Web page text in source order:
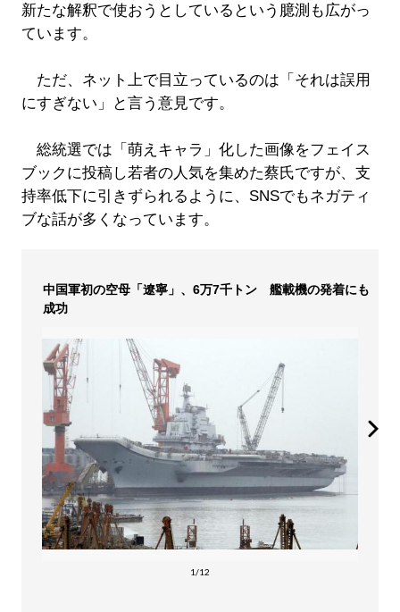
新たな解釈で使おうとしているという臆測も広がっ
ています。
ただ、ネット上で目立っているのは「それは誤用
にすぎない」と言う意見です。
総統選では「萌えキャラ」化した画像をフェイス
ブックに投稿し若者の人気を集めた蔡氏ですが、支
持率低下に引きずられるように、SNSでもネガティ
ブな話が多くなっています。
中国軍初の空母「遼寧」、6万7千トン 艦載機の発着にも
成功
1/12